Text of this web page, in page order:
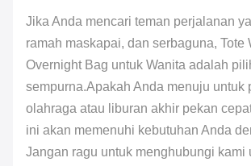
Jika Anda mencari teman perjalanan
ramah maskapai, dan serbaguna, Tote
Overnight Bag untuk Wanita adalah
sempurna.Apakah Anda menuju untuk
olahraga atau liburan akhir pekan
ini akan memenuhi kebutuhan Anda
Jangan ragu untuk menghubungi kami